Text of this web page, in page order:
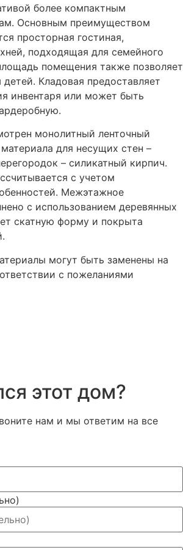
более компактным
Основным преимуществом
просторная гостиная,
подходящая для семейного
помещения также позволяет
Кладовая предоставляет
инвентаря или может быть
монолитный ленточный
для несущих стен –
– силикатный кирпич.
с учетом
Межэтажное
с использованием деревянных
скатную форму и покрыта
могут быть заменены на
с пожеланиями
этот дом?
нам и мы ответим на все